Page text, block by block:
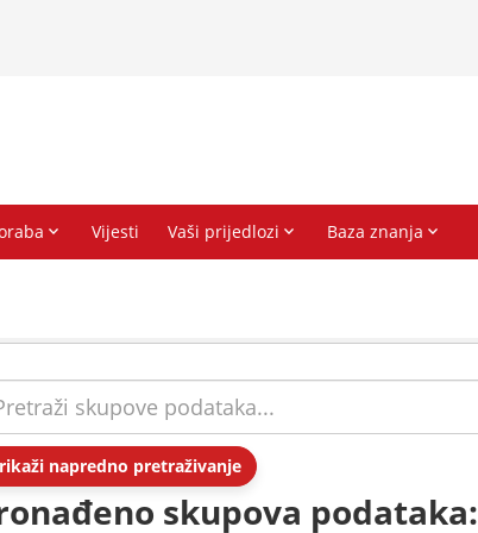
napredno pretraživanje
skupova podataka: